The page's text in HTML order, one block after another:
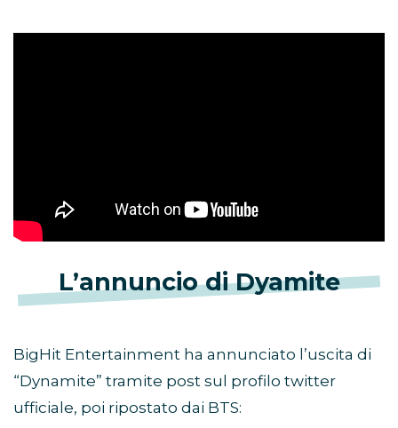
L’annuncio di Dyamite
BigHit Entertainment ha annunciato l’uscita di
“Dynamite” tramite post sul profilo twitter
ufficiale, poi ripostato dai BTS: